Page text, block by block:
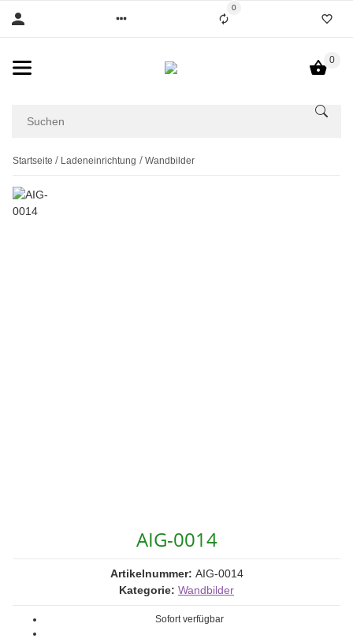
0
0
Startseite Ladeneinrichtung Wandbilder
AIG-0014
Artikelnummer: AIG-0014
Kategorie: Wandbilder
Sofort verfügbar